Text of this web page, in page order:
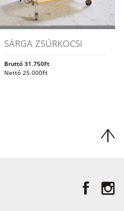
SÁRGA ZSÚRKOCSI
Bruttó31.750Ft
Nettó25.000Ft